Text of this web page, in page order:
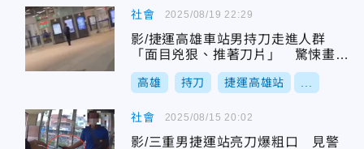
社會
影/捷運高雄車站男持刀走進人群
「面目兇狠、推著刀片」 驚悚畫面
曝
高雄 持刀 捷運高雄站
2025/08/19 22:29
社會
影/三重男捷運站亮刀爆粗口 見警
2025/08/15 20:02